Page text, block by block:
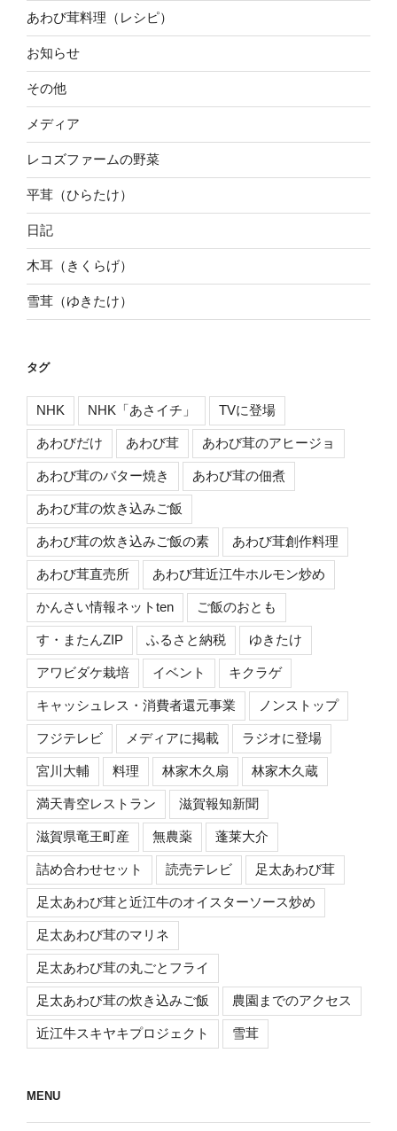
あわび茸料理（レシピ）
お知らせ
その他
メディア
レコズファームの野菜
平茸（ひらたけ）
日記
木耳（きくらげ）
雪茸（ゆきたけ）
タグ
NHK NHK「あさイチ」 TVに登場
あわびだけ あわび茸 あわび茸のアヒージョ
あわび茸のバター焼き あわび茸の佃煮
あわび茸の炊き込みご飯
あわび茸の炊き込みご飯の素 あわび茸創作料理
あわび茸直売所 あわび茸近江牛ホルモン炒め
かんさい情報ネットten ご飯のおとも
す・またんZIP ふるさと納税 ゆきたけ
アワビダケ栽培 イベント キクラゲ
キャッシュレス・消費者還元事業 ノンストップ
フジテレビ メディアに掲載 ラジオに登場
宮川大輔 料理 林家木久扇 林家木久蔵
満天青空レストラン 滋賀報知新聞
滋賀県竜王町産 無農薬 蓬莱大介
詰め合わせセット 読売テレビ 足太あわび茸
足太あわび茸と近江牛のオイスターソース炒め
足太あわび茸のマリネ
足太あわび茸の丸ごとフライ
足太あわび茸の炊き込みご飯 農園までのアクセス
近江牛スキヤキプロジェクト 雪茸
MENU